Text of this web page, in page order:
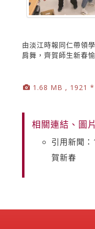
由淡江時報同仁帶領
肩舞，齊賀師生新春
1.68 MB , 1921
相關連結、圖片
引用新聞
賀新春